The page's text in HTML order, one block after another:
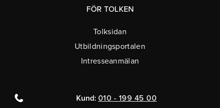
FÖR TOLKEN
Tolksidan
Utbildningsportalen
Intresseanmälan
Kund: 010 - 199 45 00